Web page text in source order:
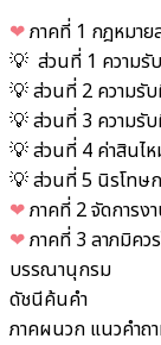
❤︎ภาคที่ 1 กฎหมาย
💡 ส่วนที่ 1 ความรั
💡 ส่วนที่ 2 ความรั
💡 ส่วนที่ 3 ความรั
💡 ส่วนที่ 4 ค่าสินไ
💡 ส่วนที่ 5 นิรโทษ
❤︎ภาคที่ 2 จัดการง
❤︎ภาคที่ 3 ลาภมิคว
บรรณานุกรม
ดัชนีค้นคำ
ภาคผนวก แนวคำถ